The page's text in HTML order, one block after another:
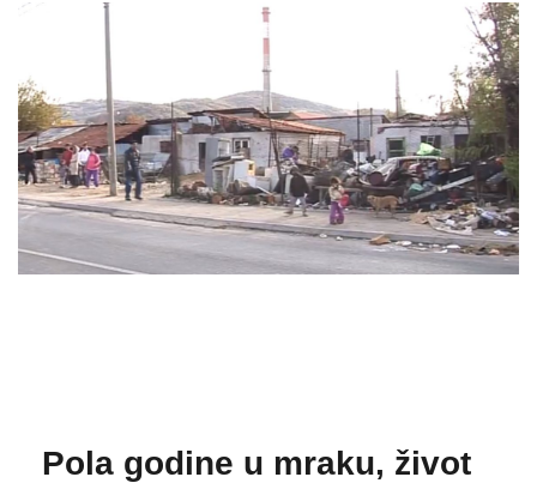
Pola godine u mraku, život